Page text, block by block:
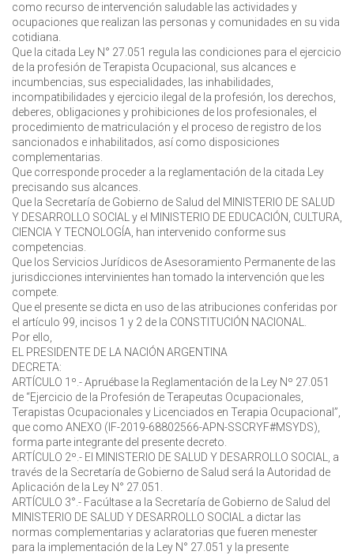
como recurso de intervención saludable las actividades y
ocupaciones que realizan las personas y comunidades en su vida
cotidiana.
Que la citada Ley N° 27.051 regula las condiciones para el ejercicio
de la profesión de Terapista Ocupacional, sus alcances e
incumbencias, sus especialidades, las inhabilidades,
incompatibilidades y ejercicio ilegal de la profesión, los derechos,
deberes, obligaciones y prohibiciones de los profesionales, el
procedimiento de matriculación y el proceso de registro de los
sancionados e inhabilitados, así como disposiciones
complementarias.
Que corresponde proceder a la reglamentación de la citada Ley
precisando sus alcances.
Que la Secretaría de Gobierno de Salud del MINISTERIO DE SALUD
Y DESARROLLO SOCIAL y el MINISTERIO DE EDUCACIÓN, CULTURA,
CIENCIA Y TECNOLOGÍA, han intervenido conforme sus
competencias.
Que los Servicios Jurídicos de Asesoramiento Permanente de las
jurisdicciones intervinientes han tomado la intervención que les
compete.
Que el presente se dicta en uso de las atribuciones conferidas por
el artículo 99, incisos 1 y 2 de la CONSTITUCIÓN NACIONAL.
Por ello,
EL PRESIDENTE DE LA NACIÓN ARGENTINA
DECRETA:
ARTÍCULO 1º.- Apruébase la Reglamentación de la Ley Nº 27.051
de “Ejercicio de la Profesión de Terapeutas Ocupacionales,
Terapistas Ocupacionales y Licenciados en Terapia Ocupacional”,
que como ANEXO (IF-2019-68802566-APN-SSCRYF#MSYDS),
forma parte integrante del presente decreto.
ARTÍCULO 2º.- El MINISTERIO DE SALUD Y DESARROLLO SOCIAL, a
través de la Secretaría de Gobierno de Salud será la Autoridad de
Aplicación de la Ley N° 27.051.
ARTÍCULO 3°.- Facúltase a la Secretaría de Gobierno de Salud del
MINISTERIO DE SALUD Y DESARROLLO SOCIAL a dictar las
normas complementarias y aclaratorias que fueren menester
para la implementación de la Ley N° 27.051 y la presente